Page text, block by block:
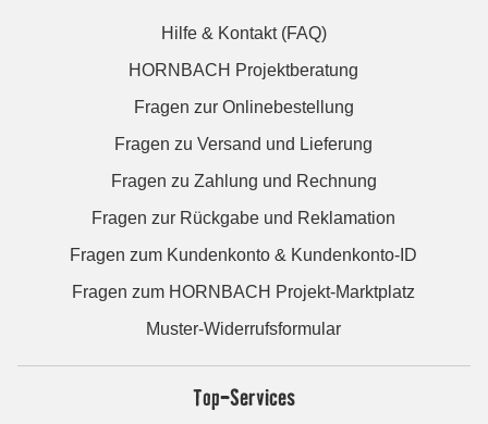
Hilfe & Kontakt (FAQ)
HORNBACH Projektberatung
Fragen zur Onlinebestellung
Fragen zu Versand und Lieferung
Fragen zu Zahlung und Rechnung
Fragen zur Rückgabe und Reklamation
Fragen zum Kundenkonto & Kundenkonto-ID
Fragen zum HORNBACH Projekt-Marktplatz
Muster-Widerrufsformular
Top-Services